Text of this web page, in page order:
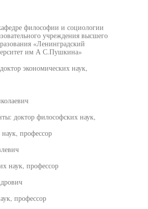
философии и социологии
учреждения высшего
«Ленинградский
им А С.Пушкина»
экономических наук,
доктор философских наук,
профессор
наук, профессор
профессор